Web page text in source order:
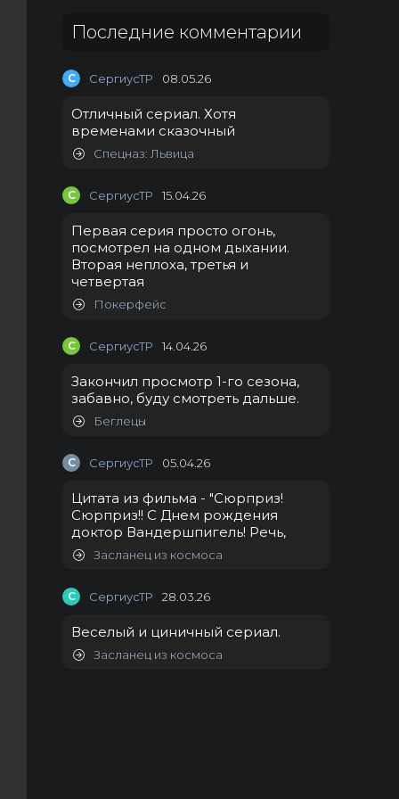
Последние комментарии
С СергиусТР 08.05.26
Отличный сериал. Хотя
временами сказочный
Спецназ: Львица
С СергиусТР 15.04.26
Первая серия просто огонь,
посмотрел на одном дыхании.
Вторая неплоха, третья и
четвертая
Покерфейс
С СергиусТР 14.04.26
Закончил просмотр 1-го сезона,
забавно, буду смотреть дальше.
Беглецы
С СергиусТР 05.04.26
Цитата из фильма - "Сюрприз!
Сюрприз!! С Днем рождения
доктор Вандершпигель! Речь,
Засланец из космоса
С СергиусТР 28.03.26
Веселый и циничный сериал.
Засланец из космоса